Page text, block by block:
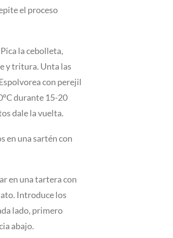
el proceso
la cebolleta,
y tritura. Unta las
con perejil
durante 15-20
dale la vuelta.
en una sartén con
en una tartera con
Introduce los
lado, primero
abajo.